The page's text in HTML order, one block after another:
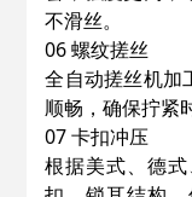
不滑丝。
06 螺纹搓丝
全自动搓丝机加
顺畅，确保拧紧
07 卡扣冲压
根据美式、德